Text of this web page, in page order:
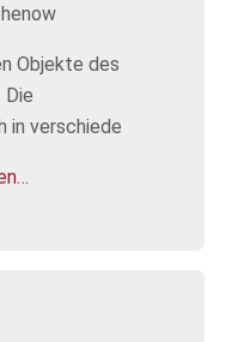
Objekte des
Die
in verschiede